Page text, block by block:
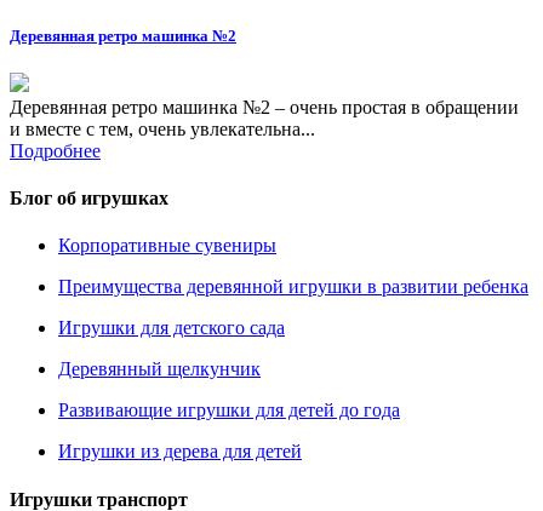
Деревянная ретро машинка №2
Деревянная ретро машинка №2 – очень простая в обращении
и вместе с тем, очень увлекательна...
Подробнее
Блог об игрушках
Корпоративные сувениры
Преимущества деревянной игрушки в развитии ребенка
Игрушки для детского сада
Деревянный щелкунчик
Развивающие игрушки для детей до года
Игрушки из дерева для детей
Игрушки транспорт